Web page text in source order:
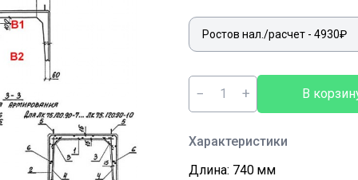
− + В
Характеристики
Длина: 740 мм